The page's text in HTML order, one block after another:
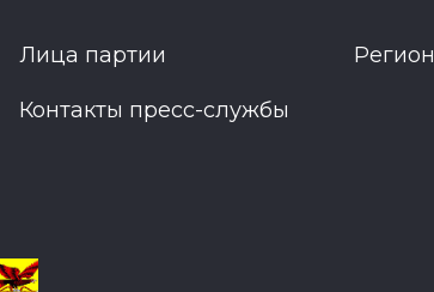
Лица партии
Контакты пресс-службы